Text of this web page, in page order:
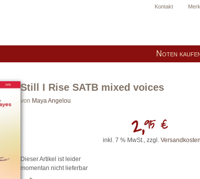
Kontakt
Noten
Still I Rise SATB mixed voices
von Maya Angelou
2,95 €
inkl. 7 % MwSt., zzgl. Versandkosten
Dieser Artikel ist leider
momentan nicht lieferbar